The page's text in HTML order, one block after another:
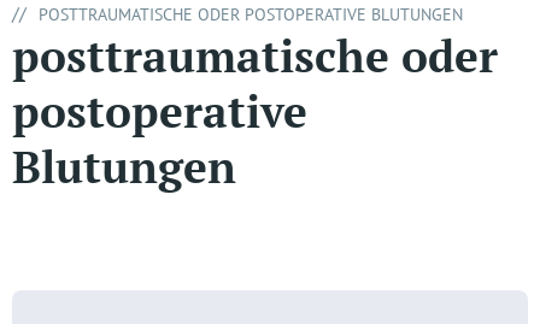
// POSTTRAUMATISCHE ODER POSTOPERATIVE BLUTUNGEN
posttraumatische oder
postoperative
Blutungen